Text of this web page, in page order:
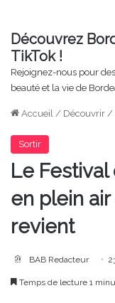
Découvrez
TikTok !
Rejoignez-nous pour
beauté et la vie de
Accueil / Découvrir /
Sortir
Le
en plein air
revient
BAB Redacteur
Temps de lecture 1